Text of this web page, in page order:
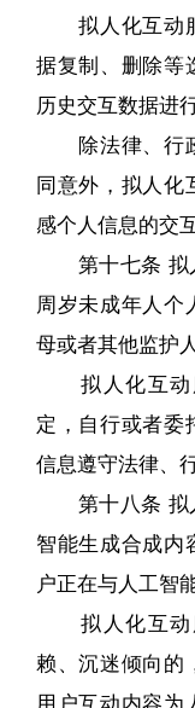
拟人化互动服
据复制、删除等
历史交互数据进
除法律、行政
同意外，拟人化
感个人信息的交
第十七条 拟
周岁未成年人个
母或者其他监护
拟人化互动
定，自行或者委
信息遵守法律、
第十八条 拟
智能生成合成内
户正在与人工智
拟人化互动
赖、沉迷倾向的
用户互动内容为